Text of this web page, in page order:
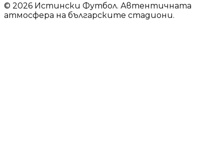
© 2026 Истински Футбол. Автентичната
атмосфера на българските стадиони.